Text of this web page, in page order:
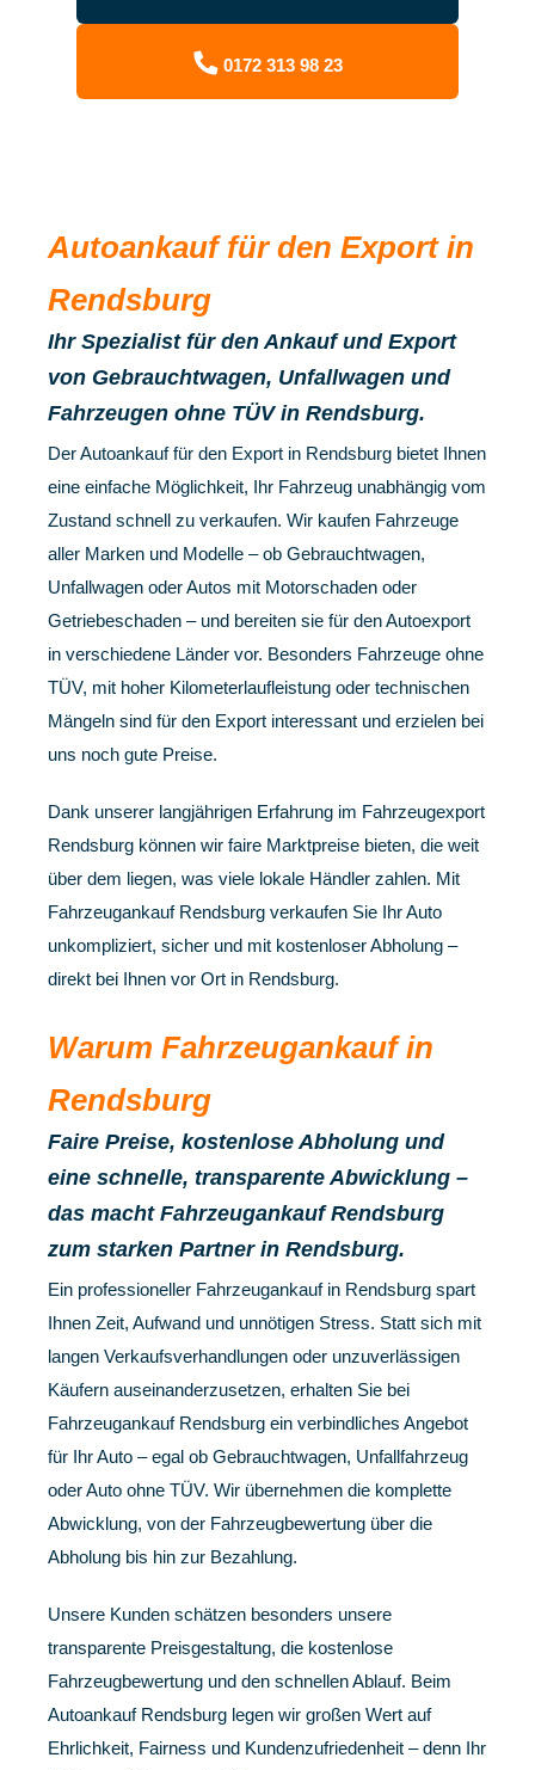
0172 313 98 23
Autoankauf für den Export in
Rendsburg
Ihr Spezialist für den Ankauf und Export
von Gebrauchtwagen, Unfallwagen und
Fahrzeugen ohne TÜV in Rendsburg.
Der Autoankauf für den Export in Rendsburg bietet Ihnen
eine einfache Möglichkeit, Ihr Fahrzeug unabhängig vom
Zustand schnell zu verkaufen. Wir kaufen Fahrzeuge
aller Marken und Modelle – ob Gebrauchtwagen,
Unfallwagen oder Autos mit Motorschaden oder
Getriebeschaden – und bereiten sie für den Autoexport
in verschiedene Länder vor. Besonders Fahrzeuge ohne
TÜV, mit hoher Kilometerlaufleistung oder technischen
Mängeln sind für den Export interessant und erzielen bei
uns noch gute Preise.
Dank unserer langjährigen Erfahrung im Fahrzeugexport
Rendsburg können wir faire Marktpreise bieten, die weit
über dem liegen, was viele lokale Händler zahlen. Mit
Fahrzeugankauf Rendsburg verkaufen Sie Ihr Auto
unkompliziert, sicher und mit kostenloser Abholung –
direkt bei Ihnen vor Ort in Rendsburg.
Warum Fahrzeugankauf in
Rendsburg
Faire Preise, kostenlose Abholung und
eine schnelle, transparente Abwicklung –
das macht Fahrzeugankauf Rendsburg
zum starken Partner in Rendsburg.
Ein professioneller Fahrzeugankauf in Rendsburg spart
Ihnen Zeit, Aufwand und unnötigen Stress. Statt sich mit
langen Verkaufsverhandlungen oder unzuverlässigen
Käufern auseinanderzusetzen, erhalten Sie bei
Fahrzeugankauf Rendsburg ein verbindliches Angebot
für Ihr Auto – egal ob Gebrauchtwagen, Unfallfahrzeug
oder Auto ohne TÜV. Wir übernehmen die komplette
Abwicklung, von der Fahrzeugbewertung über die
Abholung bis hin zur Bezahlung.
Unsere Kunden schätzen besonders unsere
transparente Preisgestaltung, die kostenlose
Fahrzeugbewertung und den schnellen Ablauf. Beim
Autoankauf Rendsburg legen wir großen Wert auf
Ehrlichkeit, Fairness und Kundenzufriedenheit – denn Ihr